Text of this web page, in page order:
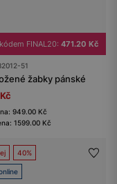
FINAL20: 471.20 Kč
51
žabky pánské
949.00 Kč
1599.00 Kč
40%